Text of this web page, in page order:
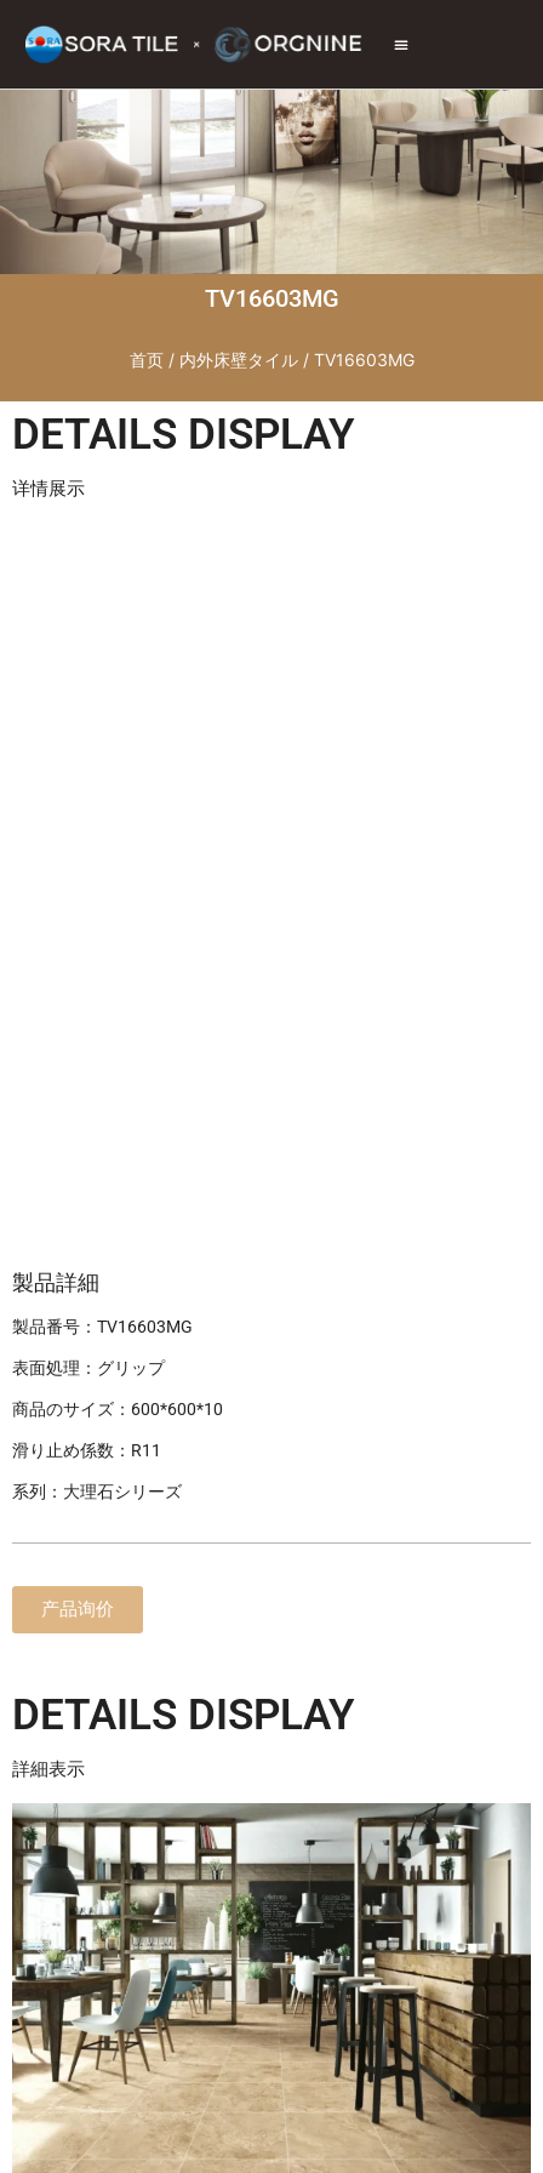
TV16603MG
首页/ 内外床壁タイル/ TV16603MG
DETAILS DISPLAY
详情展示
製品詳細
製品番号：TV16603MG
表面処理：グリップ
商品のサイズ：600*600*10
滑り止め係数：R11
系列：大理石シリーズ
产品询价
DETAILS DISPLAY
詳細表示